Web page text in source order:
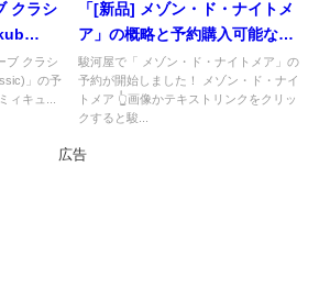
クラシ
入可能
ブ クラシ
」の予
ィキュ...
「[新品] メゾン・ド・ナイトメ
ア」の概略と予約購入可能なシ
ョップ紹介！
駿河屋で「 メゾン・ド・ナイトメア」の
予約が開始しました！ メゾン・ド・ナイ
トメア 👆画像かテキストリンクをクリッ
クすると駿...
広告